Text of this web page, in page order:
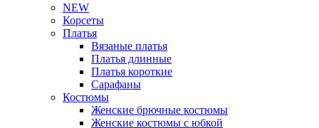
NEW
Корсеты
Платья
Вязаные платья
Платья длинные
Платья короткие
Сарафаны
Костюмы
Женские брючные костюмы
Женские костюмы с юбкой